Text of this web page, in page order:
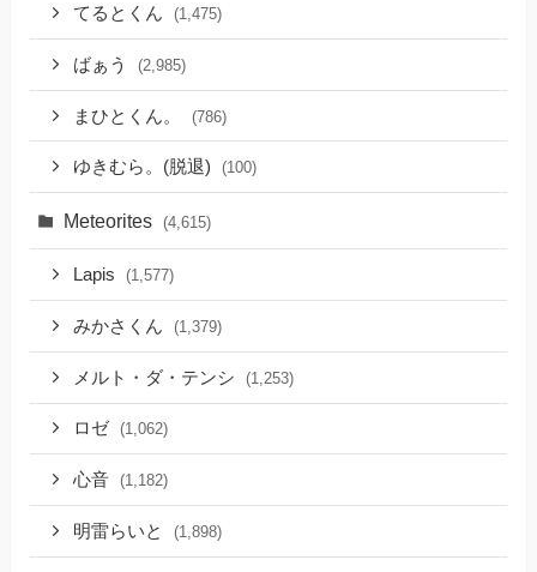
てるとくん (1,475)
ばぁう (2,985)
まひとくん。 (786)
ゆきむら。(脱退) (100)
Meteorites (4,615)
Lapis (1,577)
みかさくん (1,379)
メルト・ダ・テンシ (1,253)
ロゼ (1,062)
心音 (1,182)
明雷らいと (1,898)